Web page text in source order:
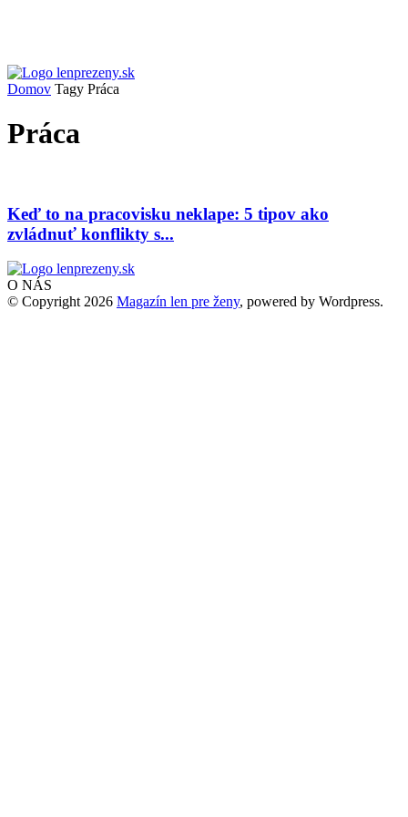
Domov Tagy Práca
Práca
Keď to na pracovisku neklape: 5 tipov ako
zvládnuť konflikty s...
O NÁS
© Copyright 2026 Magazín len pre ženy, powered by Wordpress.